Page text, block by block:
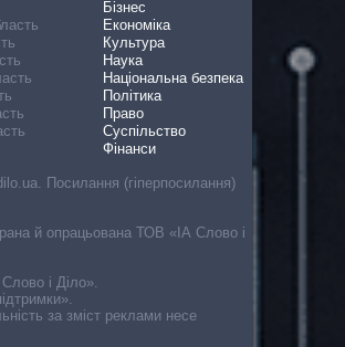
Бізнес
Економіка
Культура
Наука
Національна безпека
Політика
Право
Суспільство
Фінанси
Посилання (гіперпосилання)
й опрацьована ТОВ «ІА Слово і
і Діло».
за зміст реклами несе